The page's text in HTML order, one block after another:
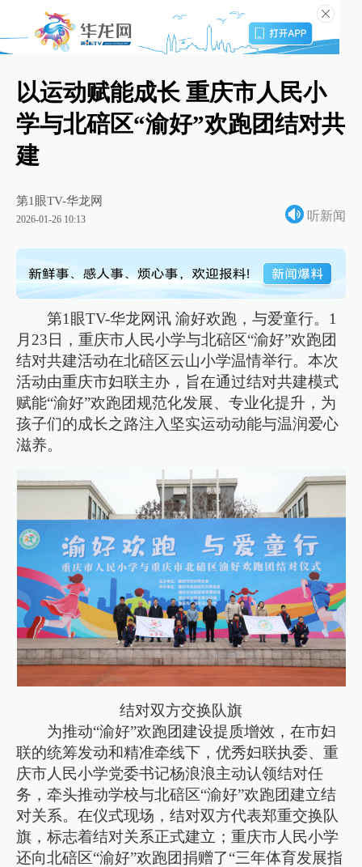
以运动赋能成长 重庆市人民小
学与北碚区“渝好”欢跑团结对共
建
第1眼TV-华龙网
2026-01-26 10:13 听新闻
第1眼TV-华龙网讯 渝好欢跑，与爱童行。1
月23日，重庆市人民小学与北碚区“渝好”欢跑团
结对共建活动在北碚区云山小学温情举行。本次
活动由重庆市妇联主办，旨在通过结对共建模式
赋能“渝好”欢跑团规范化发展、专业化提升，为
孩子们的成长之路注入坚实运动动能与温润爱心
滋养。
结对双方交换队旗
为推动“渝好”欢跑团建设提质增效，在市妇
联的统筹发动和精准牵线下，优秀妇联执委、重
庆市人民小学党委书记杨浪浪主动认领结对任
务，牵头推动学校与北碚区“渝好”欢跑团建立结
对关系。在仪式现场，结对双方代表郑重交换队
旗，标志着结对关系正式建立；重庆市人民小学
还向北碚区“渝好”欢跑团捐赠了“三年体育发展指